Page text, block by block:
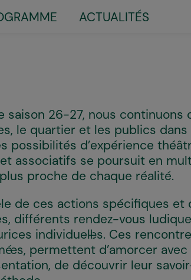
Little
ACTUALITÉS
saison 26-27, nous
le quartier et les publics
possibilités d’expérience
associatifs se poursuit en
proche de chaque réalité.
de ces actions spécifiques
différents rendez-vous
individuel·les. Ces
permettent d’amorcer
de découvrir leur